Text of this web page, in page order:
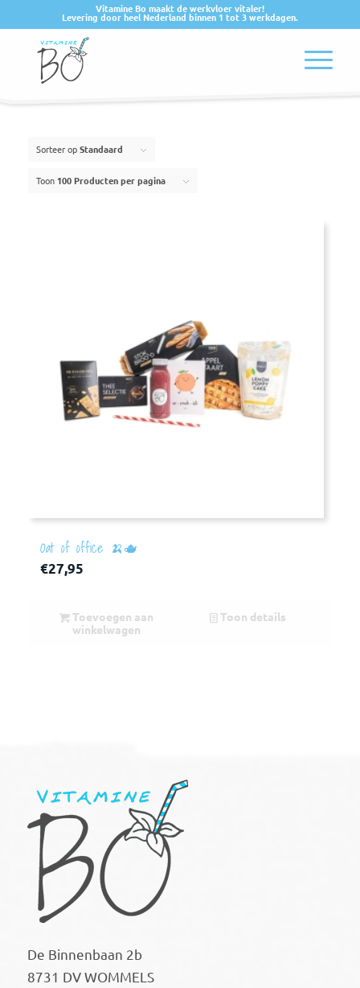
Vitamine Bo maakt de werkvloer vitaler!
Levering door heel Nederland binnen 1 tot 3 werkdagen.
Sorteer opStandaard
Toon 100 Producten per pagina
Oat of office 🍌🫖
€27,95
Toevoegen aan
winkelwagen
Toon details
De Binnenbaan 2b
8731 DV WOMMELS